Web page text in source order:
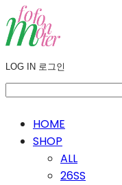
LOG IN 로그인
HOME
SHOP
ALL
26SS